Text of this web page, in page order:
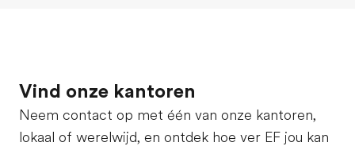
Vind onze kantoren
Neem contact op met één van onze kantoren,
lokaal of werelwijd, en ontdek hoe ver EF jou kan